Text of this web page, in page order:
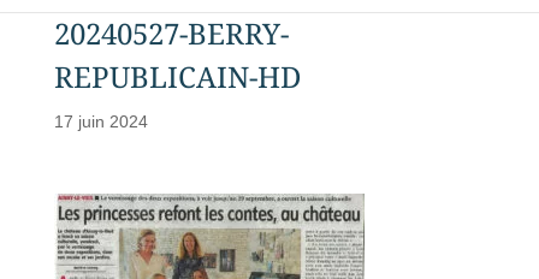
20240527-BERRY-
REPUBLICAIN-HD
17 juin 2024